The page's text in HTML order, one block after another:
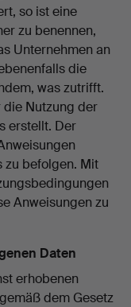
so ist eine
zu benennen,
Unternehmen an
die
was zutrifft.
die Nutzung der
erstellt. Der
zu befolgen. Mit
Anweisungen zu
Daten
erhobenen
dem Gesetz